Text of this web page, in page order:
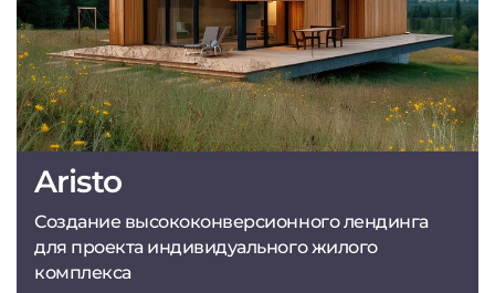
Aristo
Создание высококонверсионного лендинга
для проекта индивидуального жилого
комплекса